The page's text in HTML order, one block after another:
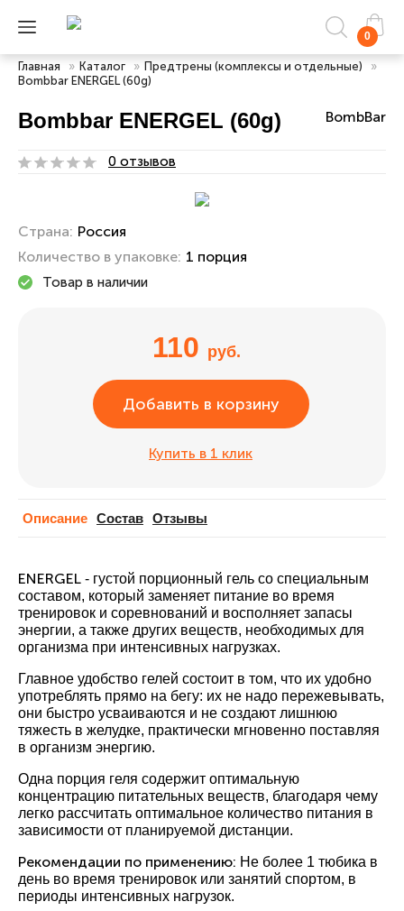
0
Главная » Каталог » Предтрены (комплексы и отдельные)
»
Bombbar ENERGEL (60g)
Bombbar ENERGEL (60g) BombBar
0 отзывов
Страна: Россия
Количество в упаковке: 1 порция
Товар в наличии
110 руб.
Добавить в корзину
Купить в 1 клик
Описание Cостав Отзывы
ENERGEL - густой порционный гель со специальным
составом, который заменяет питание во время
тренировок и соревнований и восполняет запасы
энергии, а также других веществ, необходимых для
организма при интенсивных нагрузках.
Главное удобство гелей состоит в том, что их удобно
употреблять прямо на бегу: их не надо пережевывать,
они быстро усваиваются и не создают лишнюю
тяжесть в желудке, практически мгновенно поставляя
в организм энергию.
Одна порция геля содержит оптимальную
концентрацию питательных веществ, благодаря чему
легко рассчитать оптимальное количество питания в
зависимости от планируемой дистанции.
Рекомендации по применению: Не более 1 тюбика в
день во время тренировок или занятий спортом, в
периоды интенсивных нагрузок.